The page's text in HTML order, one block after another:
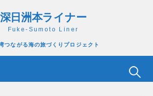
深日洲本ライナー
Fuke-Sumoto Liner
つながる海の旅づくりプロジェクト
検